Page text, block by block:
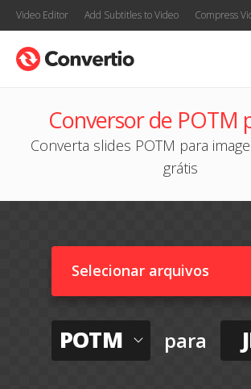
Video Editor Add Subtitles to Video Compress
Conversor de POTM
Converta slides POTM para
grátis
Selecionar arquivos
POTM para